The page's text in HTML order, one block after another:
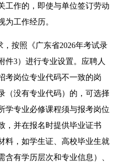
工作的，即使与单位签订劳动
为工作经历。
按照《广东省2026年考试录
件3）进行专业设置。应聘人
考岗位专业代码不一致的岗
（没有专业代码）的，可选择
学专业必修课程须与报考岗位
，并在报名时提供毕业证书
料，如学生证、高校毕业生就
有学历层次和专业信息）、